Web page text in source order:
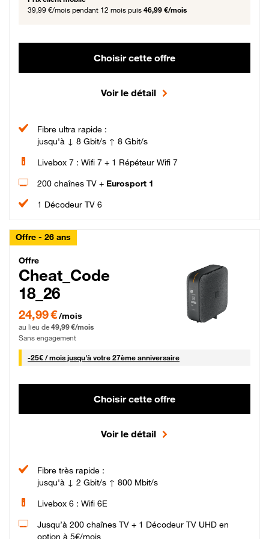
39,99 €/mois pendant 12 mois puis 46,99 €/mois
Choisir cette offre
Voir le détail
Fibre ultra rapide :
jusqu'à ↓ 8 Gbit/s ↑ 8 Gbit/s
Livebox 7 : Wifi 7 + 1 Répéteur Wifi 7
200 chaînes TV + Eurosport 1
1 Décodeur TV 6
Offre - 26 ans
Cheat_Code Fibre_18_26
Offre
Cheat_Code
18_26
24,99 € par mois pendant 0 mois puis 49,99 € par mois, Sans engagement
24,99 €/mois
au lieu de 49,99 €/mois
Sans engagement
-25€ / mois25 € par mois
jusqu'à votre 27ème anniversaire
Choisir cette offre
Voir le détail
Fibre très rapide :
jusqu'à ↓ 2 Gbit/s ↑ 800 Mbit/s
Livebox 6 : Wifi 6E
Jusqu’à 200 chaînes TV + 1 Décodeur TV UHD en
option à 5€/mois